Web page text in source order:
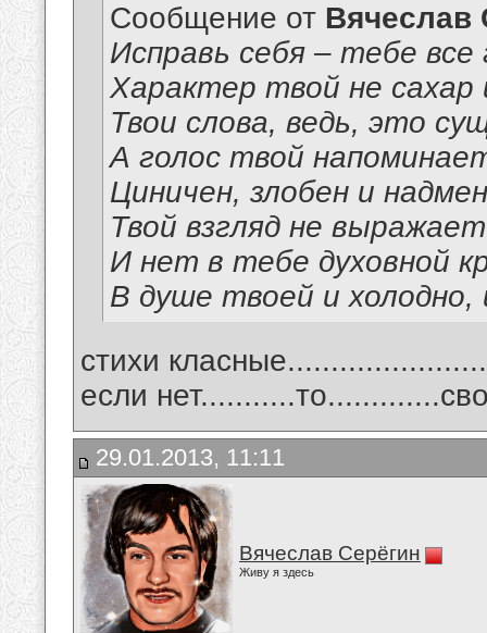
Сообщение от Вячеслав
Исправь себя – тебе все
Характер твой не сахар
Твои слова, ведь, это
А голос твой
Циничен, злобен и
Твой взгляд не
И нет в тебе духовной
В душе твоей и холодно,
стихи
если
29.01.2013, 11:11
Вячеслав Серёгин
Живу я здесь